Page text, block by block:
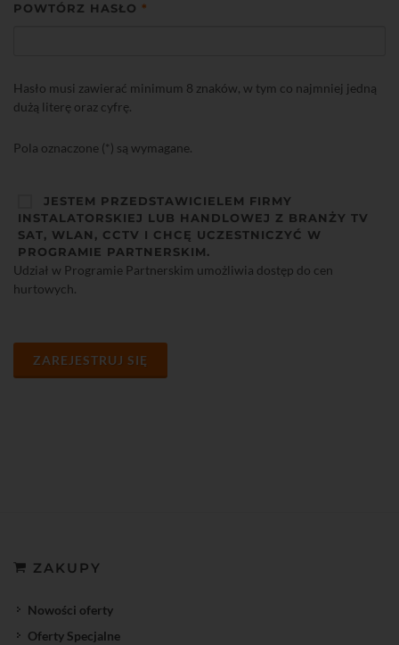
POWTÓRZ HASŁO *
Hasło musi zawierać minimum 8 znaków, w tym co najmniej jedną
dużą literę oraz cyfrę.
Pola oznaczone (*) są wymagane.
JESTEM PRZEDSTAWICIELEM FIRMY
INSTALATORSKIEJ LUB HANDLOWEJ Z BRANŻY TV
SAT, WLAN, CCTV I CHCĘ UCZESTNICZYĆ W
PROGRAMIE PARTNERSKIM.
Udział w Programie Partnerskim umożliwia dostęp do cen
hurtowych.
ZAREJESTRUJ SIĘ
ZAKUPY
Nowości oferty
Oferty Specjalne